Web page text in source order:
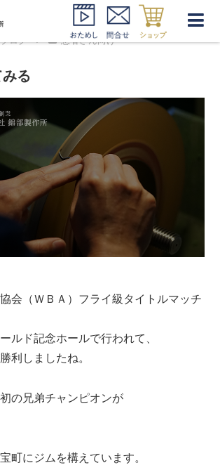
ブログ 患者さん向け
る
会（ＷＢＡ）フライ級タイトルマッチ
ルド記念ホールで行われて、
利しましたね。
の兄弟チャンピオンが
町にジムを構えています。